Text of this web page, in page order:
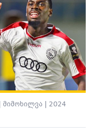
მიმოხილვა | 2024